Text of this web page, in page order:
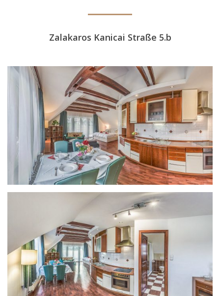
Zalakaros Kanicai Straße 5.b